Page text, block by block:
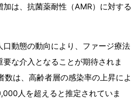
は、抗菌薬耐性（AMR）に対する
口動態の動向により、ファージ療法
な介入となることが期待されま
数は、高齢者層の感染率の上昇によ
人を超えると推定されていま